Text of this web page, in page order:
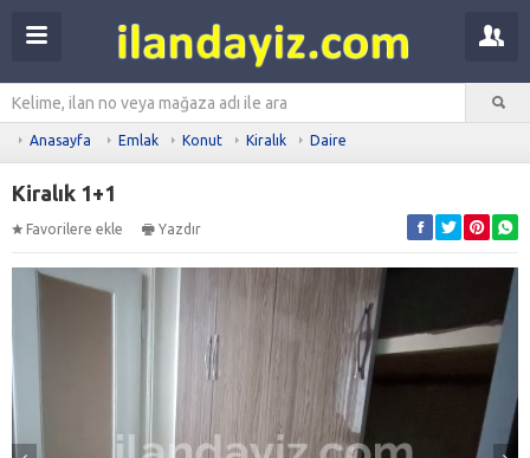
Anasayfa Emlak Konut Kiralık Daire
Kiralık 1+1
Favorilere ekle Yazdır